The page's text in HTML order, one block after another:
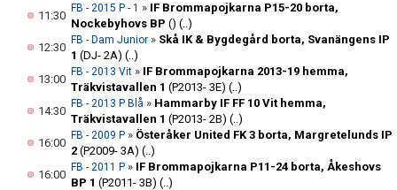
11:30
FB - 2015 P - 1 » IF Brommapojkarna P15-20 borta,
Nockebyhovs BP () (..)
12:30
FB - Dam Junior » Skå IK & Bygdegård borta, Svanängens IP
1 (DJ- 2A) (..)
13:00
FB - 2013 Vit » IF Brommapojkarna 2013-19 hemma,
Träkvistavallen 1 (P2013- 3E) (..)
14:30
FB - 2013 P Blå » Hammarby IF FF 10 Vit hemma,
Träkvistavallen 1 (P2013- 2B) (..)
16:00
FB - 2009 P » Österåker United FK 3 borta, Margretelunds IP
2 (P2009- 3A) (..)
16:00
FB - 2011 P » IF Brommapojkarna P11-24 borta, Åkeshovs
BP 1 (P2011- 3B) (..)